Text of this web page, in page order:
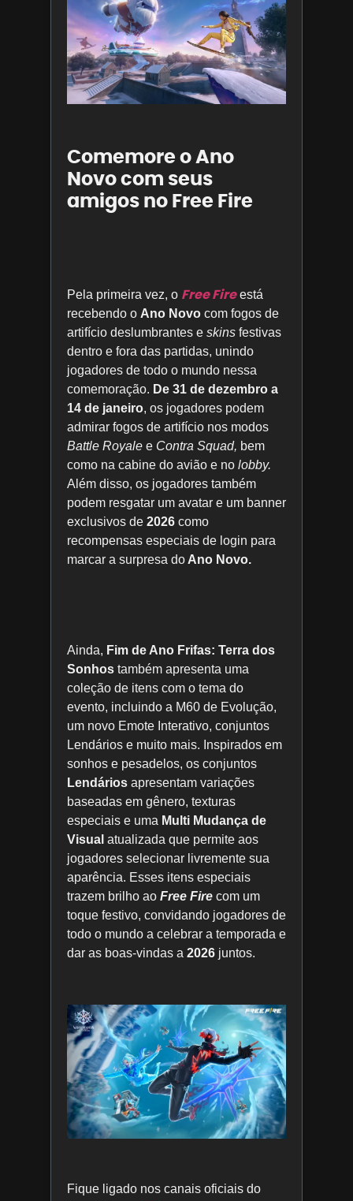
Comemore o Ano
Novo com seus
amigos no Free Fire
Pela primeira vez, o Free Fireestá
recebendo o Ano Novo com fogos de
artifício deslumbrantes e skins festivas
dentro e fora das partidas, unindo
jogadores de todo o mundo nessa
comemoração. De 31 de dezembro a
14 de janeiro, os jogadores podem
admirar fogos de artifício nos modos
Battle Royale e Contra Squad, bem
como na cabine do avião e no lobby.
Além disso, os jogadores também
podem resgatar um avatar e um banner
exclusivos de 2026 como
recompensas especiais de login para
marcar a surpresa do Ano Novo.
Ainda, Fim de Ano Frifas: Terra dos
Sonhos também apresenta uma
coleção de itens com o tema do
evento, incluindo a M60 de Evolução,
um novo Emote Interativo, conjuntos
Lendários e muito mais. Inspirados em
sonhos e pesadelos, os conjuntos
Lendários apresentam variações
baseadas em gênero, texturas
especiais e uma Multi Mudança de
Visual atualizada que permite aos
jogadores selecionar livremente sua
aparência. Esses itens especiais
trazem brilho ao Free Fire com um
toque festivo, convidando jogadores de
todo o mundo a celebrar a temporada e
dar as boas-vindas a 2026 juntos.
Fique ligado nos canais oficiais do